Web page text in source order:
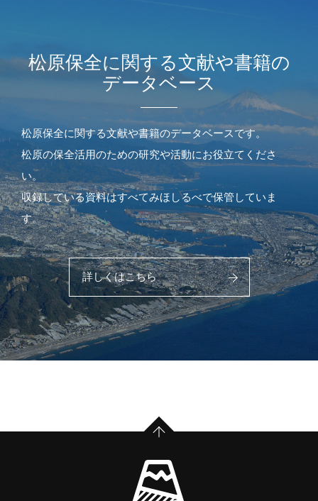
松原保全に関する文献や書籍の
データベース
松原保全に関する文献や書籍のデータベースです。
松原の保全活用のための研究や活動にお役立てくださ
い。
収録している資料はすべてみほしるべで保管していま
す。
詳しくはこちら